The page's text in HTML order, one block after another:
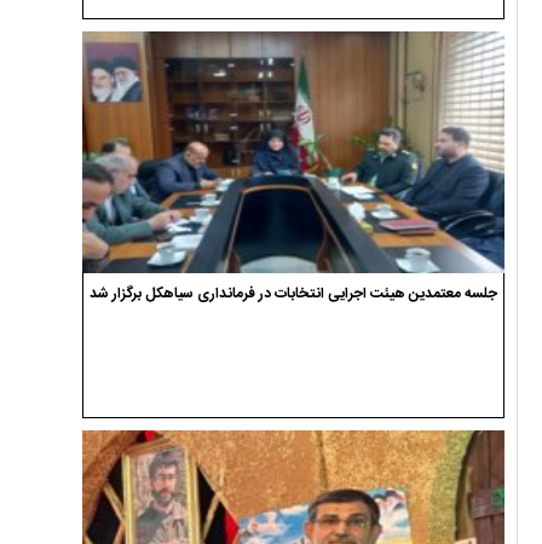
جلسه معتمدین هیئت اجرایی انتخابات در فرمانداری سیاهکل برگزار شد